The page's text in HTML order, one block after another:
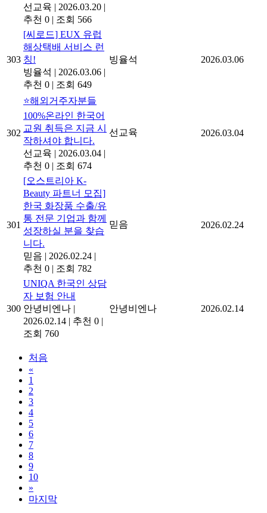
선교육 | 2026.03.20 |
추천 0 | 조회 566
303
[씨로드] EUX 유럽
해상택배 서비스 런
칭!
빙율석 | 2026.03.06 |
추천 0 | 조회 649
빙율석 2026.03.06
302
⭐해외거주자분들
100%온라인 한국어
교원 취득은 지금 시
작하셔야 합니다.
선교육 | 2026.03.04 |
추천 0 | 조회 674
선교육 2026.03.04
301
[오스트리아 K-
Beauty 파트너 모집]
한국 화장품 수출/유
통 전문 기업과 함께
성장하실 분을 찾습
니다.
믿음 | 2026.02.24 |
추천 0 | 조회 782
믿음 2026.02.24
300
UNIQA 한국인 상담
자 보험 안내
안녕비엔나 |
2026.02.14 | 추천 0 |
조회 760
안녕비엔나 2026.02.14
처음
«
1
2
3
4
5
6
7
8
9
10
»
마지막